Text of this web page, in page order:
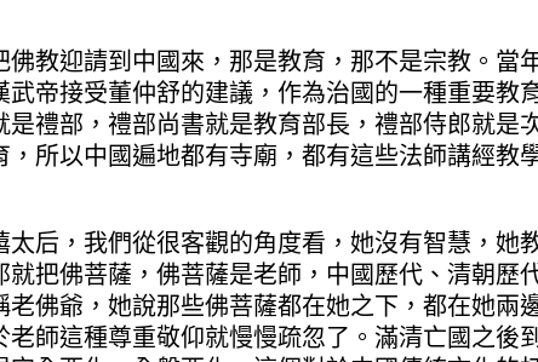
迎請到中國來，那是教育，那不是宗教。當
帝接受董仲舒的建議，作為治國的一種重要教
禮部，禮部尚書就是教育部長，禮部侍郎就是
所以中國遍地都有寺廟，都有這些法師講經教
，我們從很客觀的角度看，她沒有智慧，她
把佛菩薩，佛菩薩是老師，中國歷代、清朝歷
佛爺，她說那些佛菩薩都在她之下，都在她兩
師這種尊重敬仰就慢慢疏忽了。滿清亡國之後